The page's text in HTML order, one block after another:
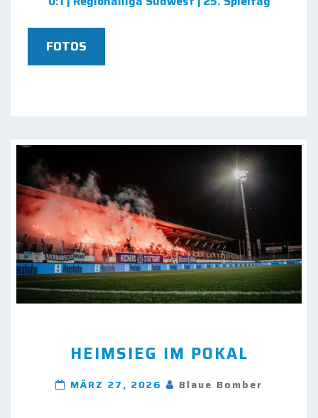
FOTOS
IM
HEIMSIEG IM POKAL
MÄRZ 27, 2026 Blaue Bomber